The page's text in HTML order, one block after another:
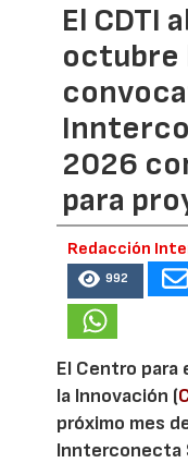
El CDTI
octubre
2026
para
Redacción
992
El Centro para
la Innovación (
próximo mes
Innterconecta